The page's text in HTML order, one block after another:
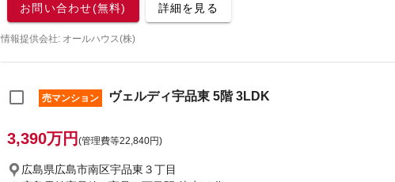
お問い合わせ(無料) 詳細を見る
情報提供会社: オールハウス(株)
売マンション ヴェルディ宇品東 5階 3LDK
3,390万円 (管理費等22,840円)
広島県広島市南区宇品東３丁目